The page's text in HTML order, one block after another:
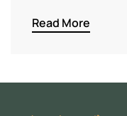
Read More